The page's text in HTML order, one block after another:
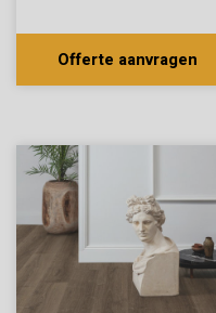
Offerte aanvragen